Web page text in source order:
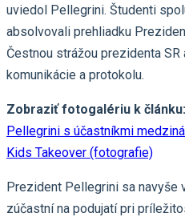
uviedol Pellegrini. Študenti
absolvovali prehliadku
Čestnou strážou prezidenta
komunikácie a protokolu.
Zobraziť fotogalériu k článku:
Pellegrini s účastníkmi
Kids Takeover (fotografie)
Prezident Pellegrini sa navyše
zúčastní na podujatí pri